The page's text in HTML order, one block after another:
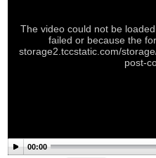
The video could not be
failed or because the
storage2.tccstatic.com/
post-
00:00